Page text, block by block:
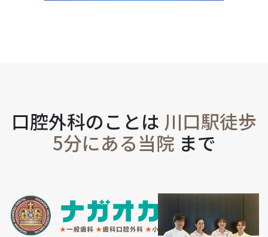
口腔外科のことは 川口駅徒歩
5分にある当院 まで